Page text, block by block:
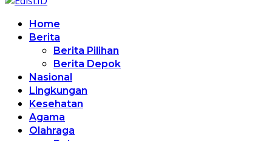
Home
Berita
Berita Pilihan
Berita Depok
Nasional
Lingkungan
Kesehatan
Agama
Olahraga